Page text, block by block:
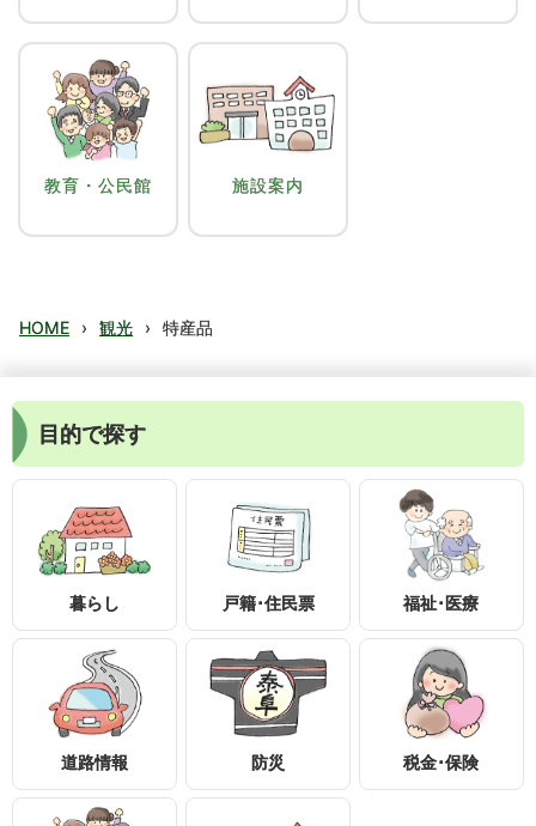
教育・公民館 施設案内
HOME › 観光 › 特産品
知りたい情報を検索
目的で探す
暮らし 戸籍･住民票 福祉･医療
道路情報 防災 税金･保険
〒399-1895
長野県下伊那郡泰阜村3236-1
0260-26-2111
0260-26-2553